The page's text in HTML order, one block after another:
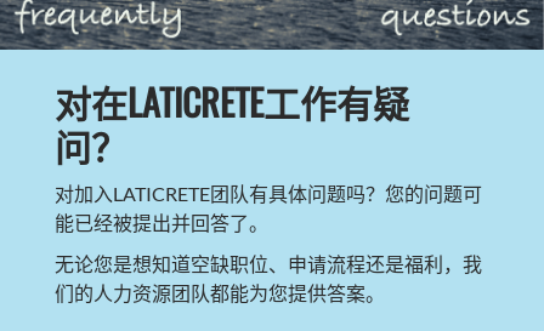
对在LATICRETE工作有疑
问？
对加入LATICRETE团队有具体问题吗？您的问题可
能已经被提出并回答了。
无论您是想知道空缺职位、申请流程还是福利，我
们的人力资源团队都能为您提供答案。